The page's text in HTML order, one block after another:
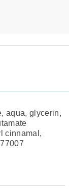
aqua, glycerin,
cinnamal,